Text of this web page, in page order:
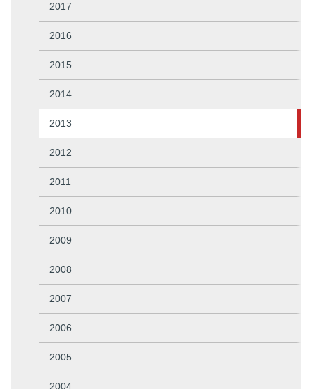
2017
2016
2015
2014
2013
2012
2011
2010
2009
2008
2007
2006
2005
2004